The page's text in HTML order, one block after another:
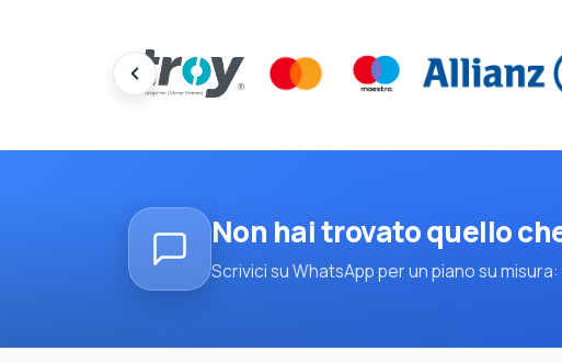
Non hai trovato quello
Scrivici su WhatsApp per un piano su